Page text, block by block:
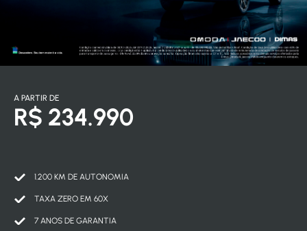
A PARTIR DE
R$ 234.990
1.200 KM DE AUTONOMIA
TAXA ZERO EM 60X
7 ANOS DE GARANTIA